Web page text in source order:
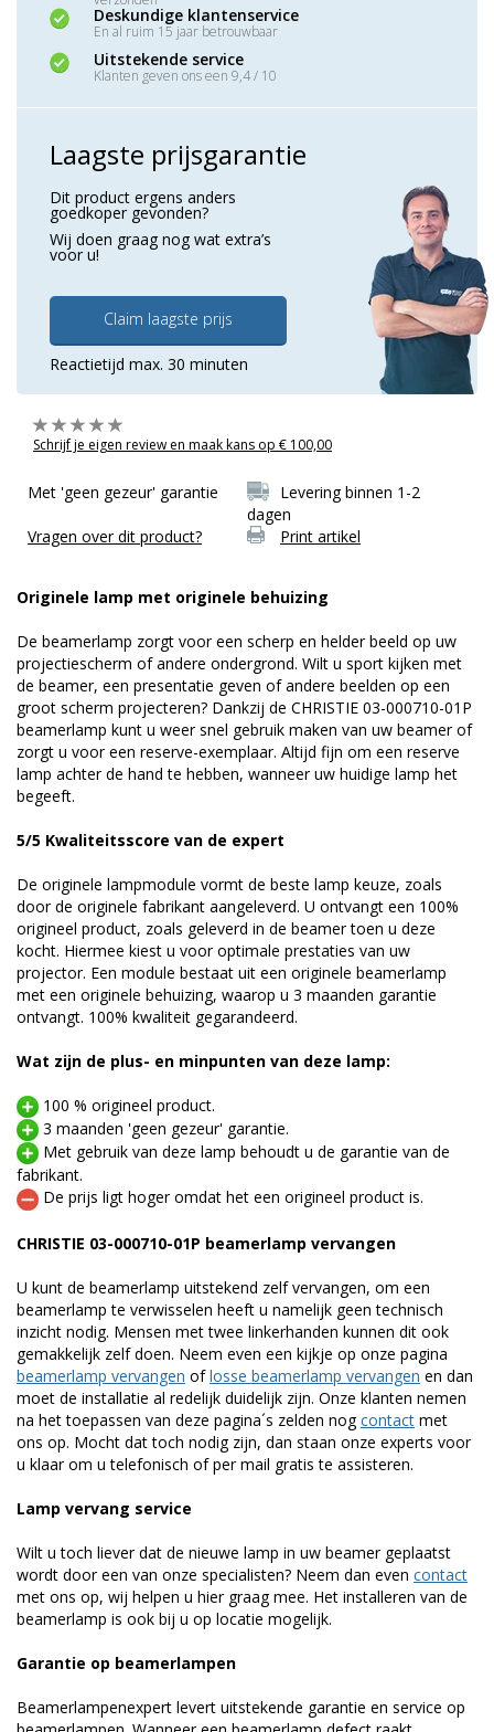
Deskundige klantenservice
En al ruim 15 jaar betrouwbaar
Uitstekende service
Klanten geven ons een 9,4 / 10
Laagste prijsgarantie
Dit product ergens anders
goedkoper gevonden?
Wij doen graag nog wat extra’s
voor u!
Claim laagste prijs
Reactietijd max. 30 minuten
Schrijf je eigen review en maak kans op € 100,00
Met 'geen gezeur' garantie
Levering binnen 1-2
dagen
Vragen over dit product?
Print artikel
Originele lamp met originele behuizing
De beamerlamp zorgt voor een scherp en helder beeld op uw
projectiescherm of andere ondergrond. Wilt u sport kijken met
de beamer, een presentatie geven of andere beelden op een
groot scherm projecteren? Dankzij de CHRISTIE 03-000710-01P
beamerlamp kunt u weer snel gebruik maken van uw beamer of
zorgt u voor een reserve-exemplaar. Altijd fijn om een reserve
lamp achter de hand te hebben, wanneer uw huidige lamp het
begeeft.
5/5 Kwaliteitsscore van de expert
De originele lampmodule vormt de beste lamp keuze, zoals
door de originele fabrikant aangeleverd. U ontvangt een 100%
origineel product, zoals geleverd in de beamer toen u deze
kocht. Hiermee kiest u voor optimale prestaties van uw
projector. Een module bestaat uit een originele beamerlamp
met een originele behuizing, waarop u 3 maanden garantie
ontvangt. 100% kwaliteit gegarandeerd.
Wat zijn de plus- en minpunten van deze lamp:
100 % origineel product.
3 maanden 'geen gezeur' garantie.
Met gebruik van deze lamp behoudt u de garantie van de
fabrikant.
De prijs ligt hoger omdat het een origineel product is.
CHRISTIE 03-000710-01P beamerlamp vervangen
U kunt de beamerlamp uitstekend zelf vervangen, om een
beamerlamp te verwisselen heeft u namelijk geen technisch
inzicht nodig. Mensen met twee linkerhanden kunnen dit ook
gemakkelijk zelf doen. Neem even een kijkje op onze pagina
beamerlamp vervangen oflosse beamerlamp vervangen en dan
moet de installatie al redelijk duidelijk zijn. Onze klanten nemen
na het toepassen van deze pagina´s zelden nogcontact met
ons op. Mocht dat toch nodig zijn, dan staan onze experts voor
u klaar om u telefonisch of per mail gratis te assisteren.
Lamp vervang service
Wilt u toch liever dat de nieuwe lamp in uw beamer geplaatst
wordt door een van onze specialisten? Neem dan even contact
met ons op, wij helpen u hier graag mee. Het installeren van de
beamerlamp is ook bij u op locatie mogelijk.
Garantie op beamerlampen
Beamerlampenexpert levert uitstekende garantie en service op